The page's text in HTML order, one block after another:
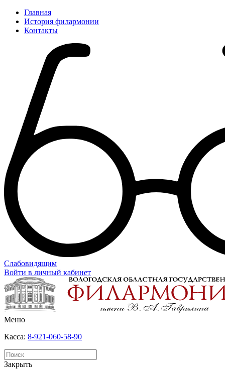
Главная
История филармонии
Контакты
Слабовидящим
Войти в личный кабинет
Меню
Касса: 8-921-060-58-90
Закрыть